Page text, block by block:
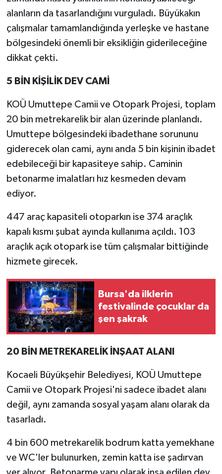
alanların da tasarlandığını vurguladı. Büyükakın
çalışmalar tamamlandığında yerleşke ve hastane
bölgesindeki önemli bir eksikliğin giderileceğine
dikkat çekti.
5 BİN KİŞİLİK DEV CAMİ
KOÜ Umuttepe Camii ve Otopark Projesi, toplam
20 bin metrekarelik bir alan üzerinde planlandı.
Umuttepe bölgesindeki ibadethane sorununu
giderecek olan cami, aynı anda 5 bin kişinin ibadet
edebileceği bir kapasiteye sahip. Caminin
betonarme imalatları hız kesmeden devam
ediyor.
447 araç kapasiteli otoparkın ise 374 araçlık
kapalı kısmı şubat ayında kullanıma açıldı. 103
araçlık açık otopark ise tüm çalışmalar bittiğinde
hizmete girecek.
Bursa'da ilklerin
festivalinde çocuklar da
şen şakrak
20 BİN METREKARELİK İNŞAAT ALANI
Kocaeli Büyükşehir Belediyesi, KOÜ Umuttepe
Camii ve Otopark Projesi'ni sadece ibadet alanı
değil, aynı zamanda sosyal yaşam alanı olarak da
tasarladı.
4 bin 600 metrekarelik bodrum katta yemekhane
ve WC'ler bulunurken, zemin katta ise şadırvan